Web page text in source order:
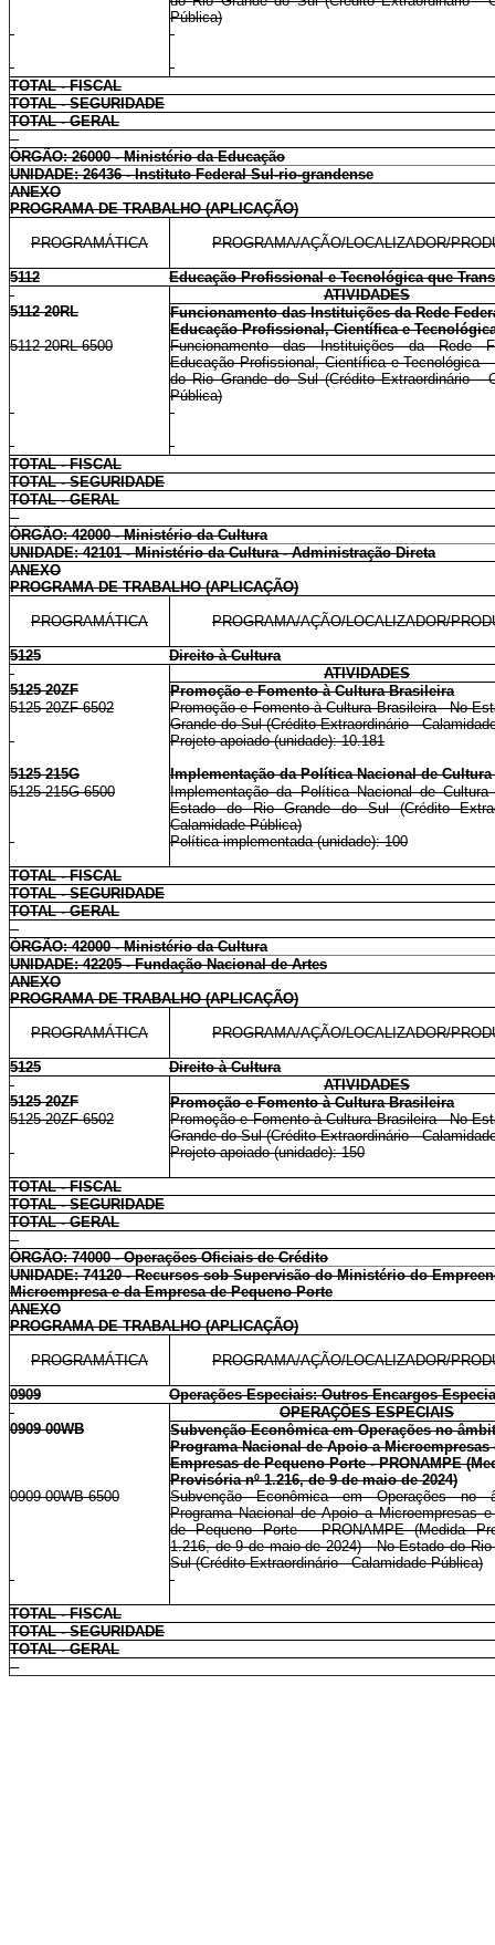
Pública)
TOTAL - FISCAL
TOTAL - SEGURIDADE
TOTAL - GERAL
ÓRGÃO: 26000 - Ministério da Educação
UNIDADE: 26436 - Instituto Federal Sul-rio-grandense
ANEXO
PROGRAMA DE TRABALHO (APLICAÇÃO)
PROGRAMÁTICA PROGRAMA/AÇÃO/LOCALIZADOR/
5112
Educação Profissional e Tecnológica que
ATIVIDADES
5112 20RL
Funcionamento das Instituições da Rede
Educação Profissional, Científica e
5112 20RL 6500
Funcionamento das Instituições da Rede
Educação Profissional, Científica e Tecnológica -
do Rio Grande do Sul (Crédito Extraordinário -
Pública)
TOTAL - FISCAL
TOTAL - SEGURIDADE
TOTAL - GERAL
ÓRGÃO: 42000 - Ministério da Cultura
UNIDADE: 42101 - Ministério da Cultura - Administração Direta
ANEXO
PROGRAMA DE TRABALHO (APLICAÇÃO)
PROGRAMÁTICA PROGRAMA/AÇÃO/LOCALIZADOR/
5125
Direito à Cultura
ATIVIDADES
5125 20ZF
Promoção e Fomento à Cultura Brasileira
5125 20ZF 6502
Promoção e Fomento à Cultura Brasileira - No
Grande do Sul (Crédito Extraordinário -
Projeto apoiado (unidade): 10.181
5125 215G
Implementação da Política Nacional de Cultura
5125 215G 6500
Implementação da Política Nacional de
Estado do Rio Grande do Sul (Crédito
Calamidade Pública)
Política implementada (unidade): 100
TOTAL - FISCAL
TOTAL - SEGURIDADE
TOTAL - GERAL
ÓRGÃO: 42000 - Ministério da Cultura
UNIDADE: 42205 - Fundação Nacional de Artes
ANEXO
PROGRAMA DE TRABALHO (APLICAÇÃO)
PROGRAMÁTICA PROGRAMA/AÇÃO/LOCALIZADOR/
5125
Direito à Cultura
ATIVIDADES
5125 20ZF
Promoção e Fomento à Cultura Brasileira
5125 20ZF 6502
Promoção e Fomento à Cultura Brasileira - No
Grande do Sul (Crédito Extraordinário -
Projeto apoiado (unidade): 150
TOTAL - FISCAL
TOTAL - SEGURIDADE
TOTAL - GERAL
ÓRGÃO: 74000 - Operações Oficiais de Crédito
UNIDADE: 74120 - Recursos sob Supervisão do Ministério do
Microempresa e da Empresa de Pequeno Porte
ANEXO
PROGRAMA DE TRABALHO (APLICAÇÃO)
PROGRAMÁTICA PROGRAMA/AÇÃO/LOCALIZADOR/
0909
Operações Especiais: Outros Encargos
OPERAÇÕES ESPECIAIS
0909 00WB
Subvenção Econômica em Operações no
Programa Nacional de Apoio a Microempresas
Empresas de Pequeno Porte - PRONAMPE
Provisória nº 1.216, de 9 de maio de 2024)
0909 00WB 6500
Subvenção Econômica em Operações no
Programa Nacional de Apoio a Microempresas
de Pequeno Porte - PRONAMPE (Medida
1.216, de 9 de maio de 2024) - No Estado do Rio
Sul (Crédito Extraordinário - Calamidade Pública)
TOTAL - FISCAL
TOTAL - SEGURIDADE
TOTAL - GERAL